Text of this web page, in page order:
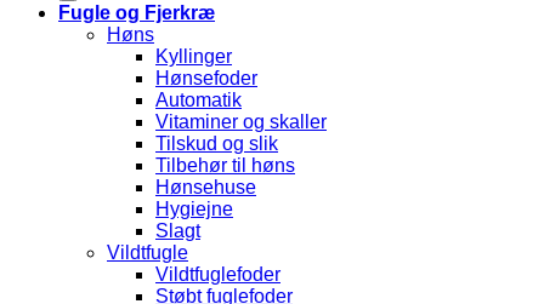
Fugle og Fjerkræ
Høns
Kyllinger
Hønsefoder
Automatik
Vitaminer og skaller
Tilskud og slik
Tilbehør til høns
Hønsehuse
Hygiejne
Slagt
Vildtfugle
Vildtfuglefoder
Støbt fuglefoder